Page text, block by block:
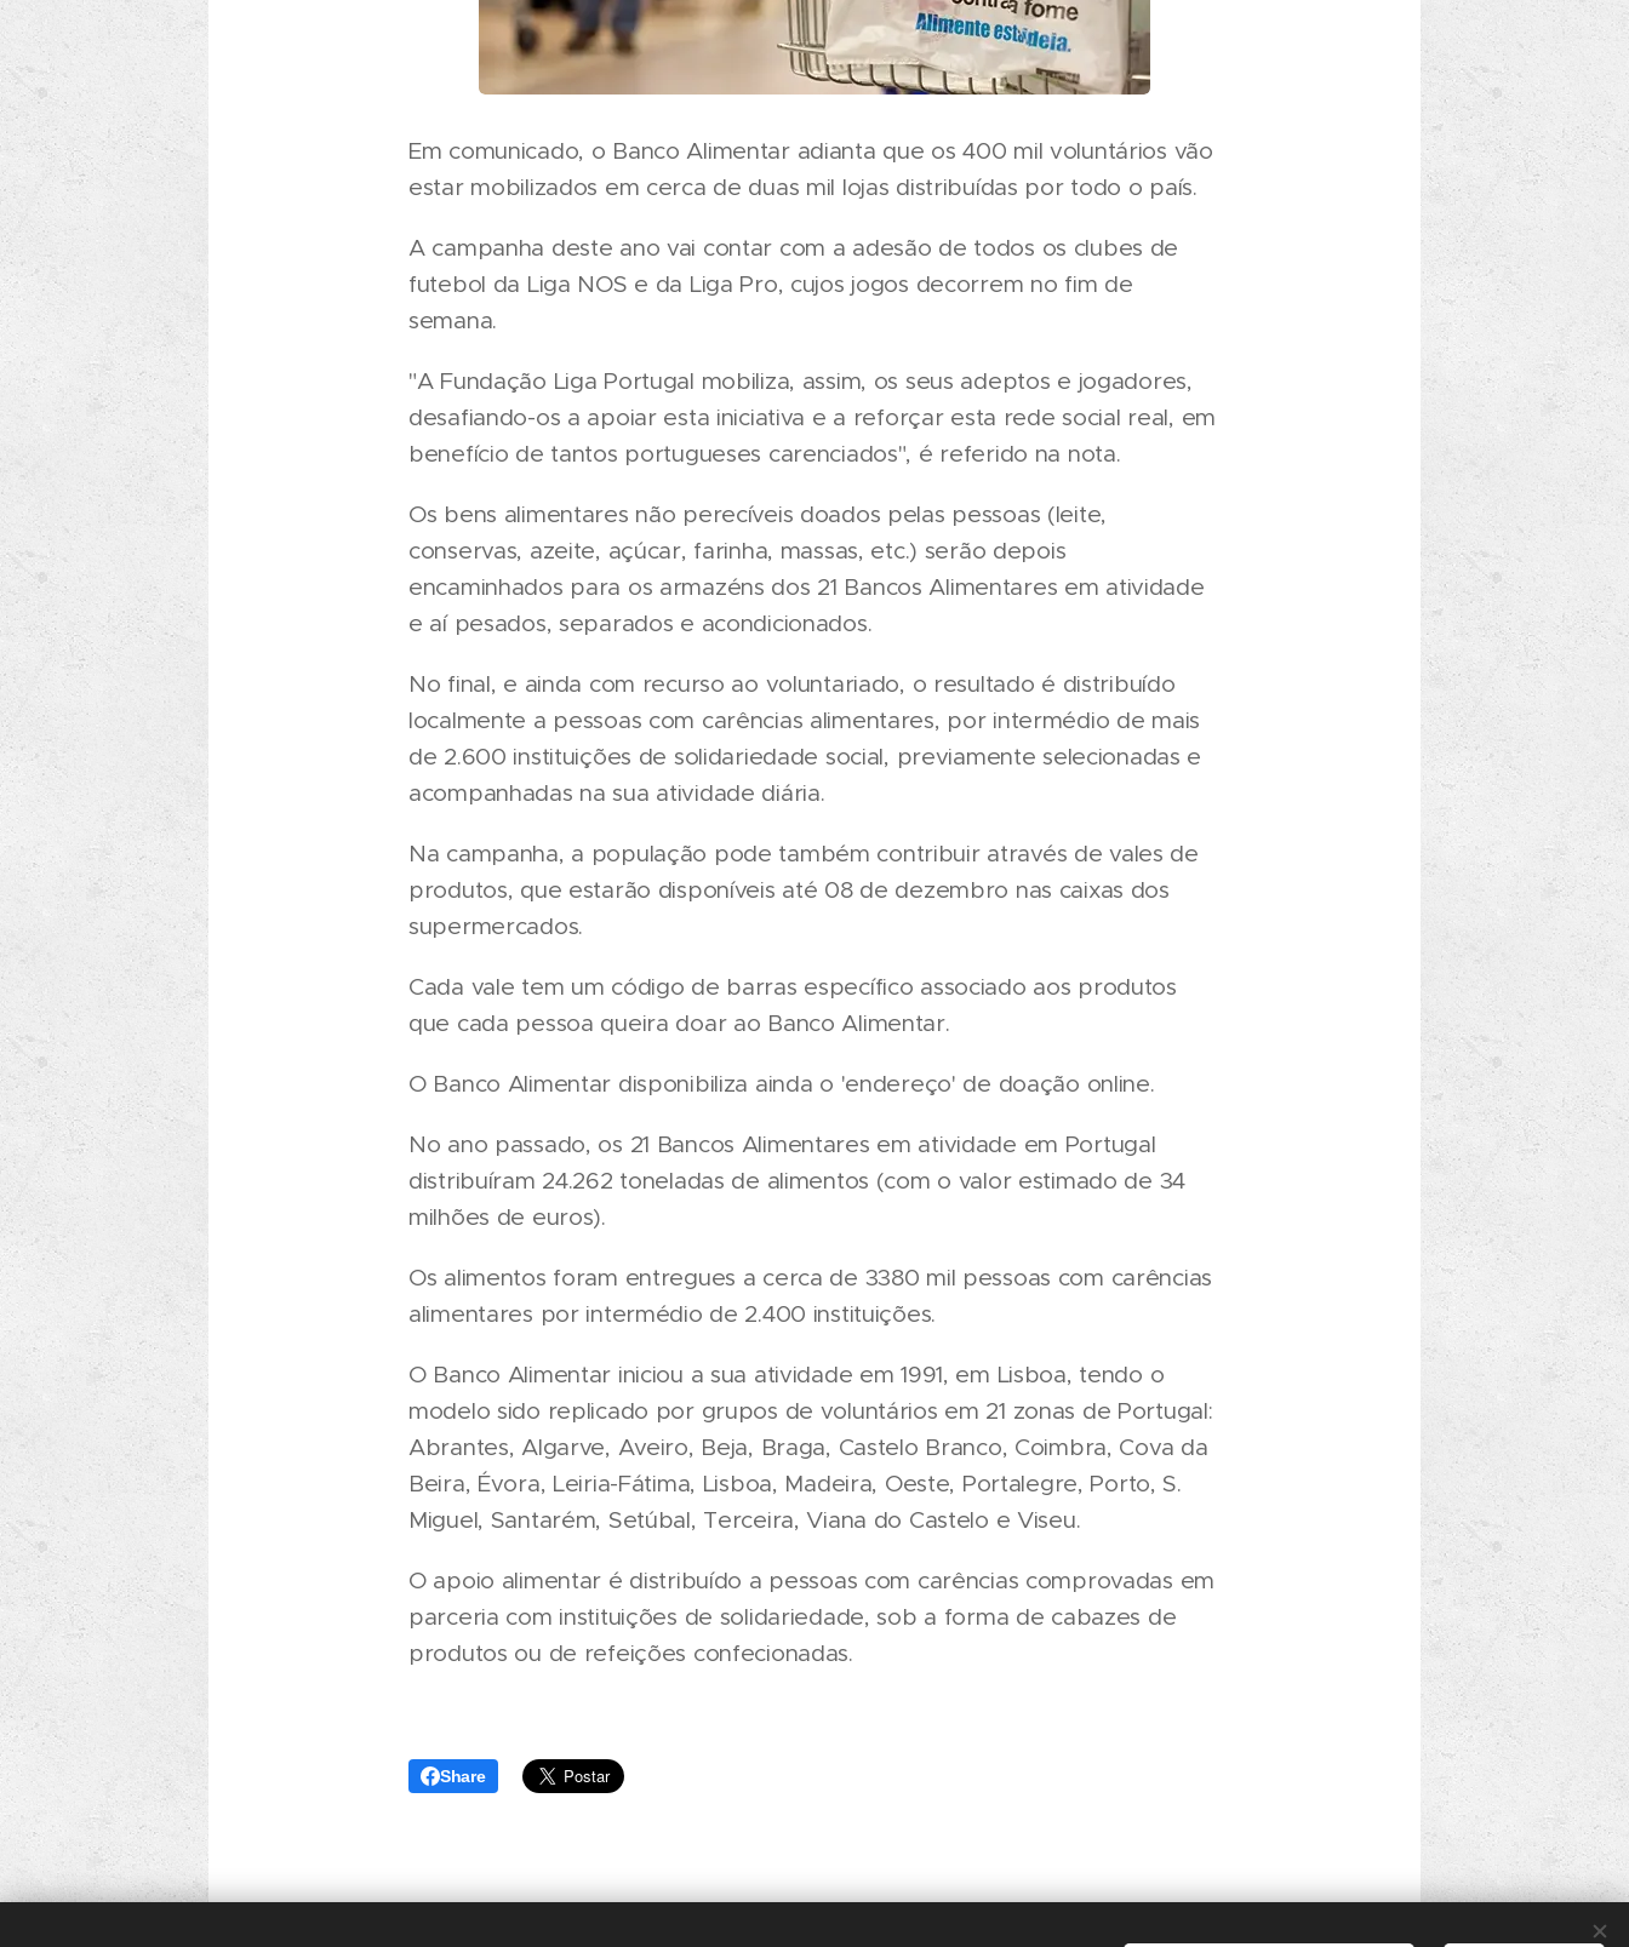
Em comunicado, o Banco Alimentar adianta que os 400 mil voluntários vão
estar mobilizados em cerca de duas mil lojas distribuídas por todo o país.
A campanha deste ano vai contar com a adesão de todos os clubes de
futebol da Liga NOS e da Liga Pro, cujos jogos decorrem no fim de
semana.
"A Fundação Liga Portugal mobiliza, assim, os seus adeptos e jogadores,
desafiando-os a apoiar esta iniciativa e a reforçar esta rede social real, em
benefício de tantos portugueses carenciados", é referido na nota.
Os bens alimentares não perecíveis doados pelas pessoas (leite,
conservas, azeite, açúcar, farinha, massas, etc.) serão depois
encaminhados para os armazéns dos 21 Bancos Alimentares em atividade
e aí pesados, separados e acondicionados.
No final, e ainda com recurso ao voluntariado, o resultado é distribuído
localmente a pessoas com carências alimentares, por intermédio de mais
de 2.600 instituições de solidariedade social, previamente selecionadas e
acompanhadas na sua atividade diária.
Na campanha, a população pode também contribuir através de vales de
produtos, que estarão disponíveis até 08 de dezembro nas caixas dos
supermercados.
Cada vale tem um código de barras específico associado aos produtos
que cada pessoa queira doar ao Banco Alimentar.
O Banco Alimentar disponibiliza ainda o 'endereço' de doação online.
No ano passado, os 21 Bancos Alimentares em atividade em Portugal
distribuíram 24.262 toneladas de alimentos (com o valor estimado de 34
milhões de euros).
Os alimentos foram entregues a cerca de 3380 mil pessoas com carências
alimentares por intermédio de 2.400 instituições.
O Banco Alimentar iniciou a sua atividade em 1991, em Lisboa, tendo o
modelo sido replicado por grupos de voluntários em 21 zonas de Portugal:
Abrantes, Algarve, Aveiro, Beja, Braga, Castelo Branco, Coimbra, Cova da
Beira, Évora, Leiria-Fátima, Lisboa, Madeira, Oeste, Portalegre, Porto, S.
Miguel, Santarém, Setúbal, Terceira, Viana do Castelo e Viseu.
O apoio alimentar é distribuído a pessoas com carências comprovadas em
parceria com instituições de solidariedade, sob a forma de cabazes de
produtos ou de refeições confecionadas.
Share